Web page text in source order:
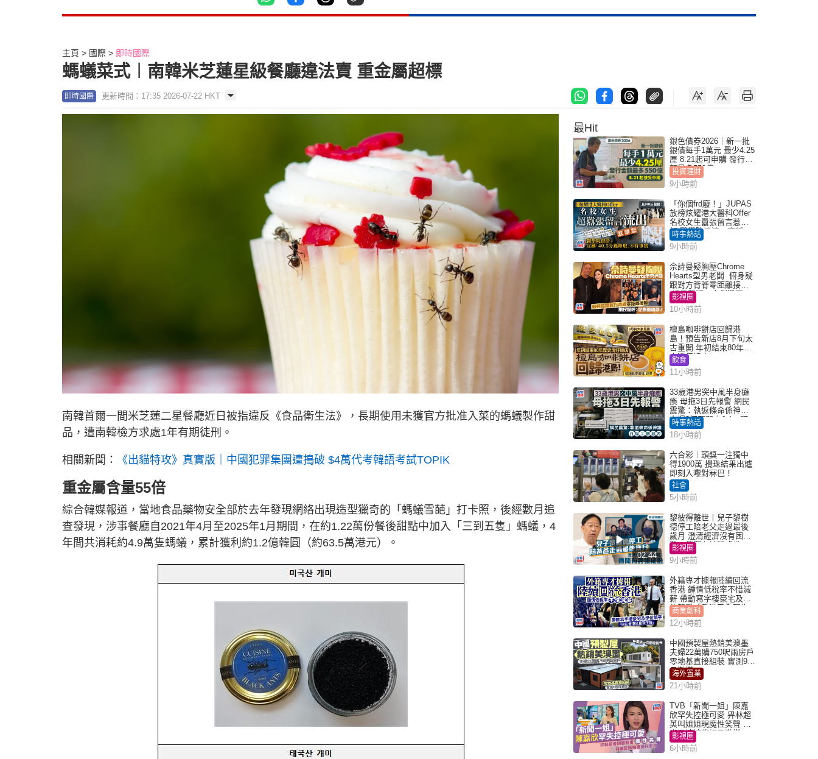
主頁 國際 即時國際
螞蟻菜式︱南韓米芝蓮星級餐廳違法賣 重金屬超標
即時國際 更新時間：17:35 2026-07-22 HKT
南韓首爾一間米芝蓮二星餐廳近日被指違反《食品衛生法》，長期使用未獲官方批准入菜的螞蟻製作甜
品，遭南韓檢方求處1年有期徒刑。
相關新聞： 《出貓特攻》真實版｜中國犯罪集團遭搗破 $4萬代考韓語考試TOPIK
重金屬含量55倍
綜合韓媒報道，當地食品藥物安全部於去年發現網絡出現造型獵奇的「螞蟻雪葩」打卡照，後經數月追
查發現，涉事餐廳自2021年4月至2025年1月期間，在約1.22萬份餐後甜點中加入「三到五隻」螞蟻，4
年間共消耗約4.9萬隻螞蟻，累計獲利約1.2億韓圓（約63.5萬港元）。
最Hit
銀色債券2026｜新一批
銀債每手1萬元 最少4.25
厘 8.21起可申購 發行金
額最多550億
投資理財
9小時前
「你個frd廢！」JUPAS
放榜炫耀港大醫科Offer
名校女生囂張留言惹眾
怒 醫學院澄清：宣稱
「40.5分獲錄取」不符事
實｜Juicy叮
時事熱話
9小時前
佘詩曼疑胸壓Chrome
Hearts型男老闆 俯身疑
跟對方背脊零距離接觸
網民驚呼：企側邊唔
得？
影視圈
10小時前
檀島咖啡餅店回歸港
島！預告新店8月下旬太
古重開 年初結束80年歷
史灣仔總店
飲食
11小時前
33歲港男突中風半身癱
瘓 母拖3日先報警 網民
震驚：執返條命係神蹟
自爆2個惡習｜Juicy叮
時事熱話
18小時前
六合彩︱頭獎一注獨中
得1900萬 攪珠結果出爐
即刻入嚟對冧巴！
社會
5小時前
02:44
黎彼得離世丨兒子黎樹
德停工陪老父走過最後
歲月 澄清經濟沒有困
難：傳聞有誇張成份
影視圈
9小時前
外籍專才據報陸續回流
香港 鍾情低稅率不惜減
薪 帶動寫字樓豪宅及學
位競爭「香港已重現生
機」
商業創科
12小時前
中國預製屋熱銷美澳墨
夫婦22萬購750呎兩房戶
零地基直接組裝 實測9個
月激讚
海外置業
21小時前
TVB「新聞一姐」陳嘉
欣罕失控極可愛 畀林超
英叫姐姐現魔性笑聲 自
嘲是姨姨獲網民激讚
影視圈
6小時前